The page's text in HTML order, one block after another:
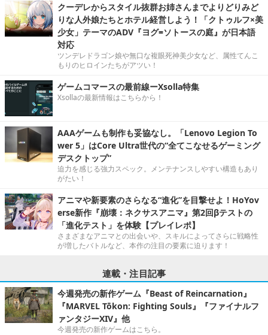
クーデレからスタイル抜群お姉さんまでよりどりみど
りな人外娘たちとホテル経営しよう！「クトゥルフ×美
少女」テーマのADV『ヨグ=ソトースの庭』が日本語
対応
ツンデレドラゴン娘や無口な複眼死神美少女など、属性てんこ
もりのヒロインたちがアツい！
ゲームコマースの最前線ーXsolla特集
Xsollaの最新情報はこちらから！
AAAゲームも制作も妥協なし。「Lenovo Legion To
wer 5」はCore Ultra世代の“全てこなせるゲーミング
デスクトップ”
迫力を感じる強力スペック。メンテナンスしやすい構造もあり
がたい！
アニマや新要素のさらなる“進化”を目撃せよ！HoYov
erse新作『崩壊：ネクサスアニマ』第2回βテストの
「進化テスト」を体験【プレイレポ】
さまざまなアニマとの出会いや、スキルによってさらに戦略性
が増したバトルなど、本作の注目の要素に迫ります！
連載・注目記事
今週発売の新作ゲーム『Beast of Reincarnation』
『MARVEL Tōkon: Fighting Souls』『ファイナルフ
ァンタジーXIV』他
今週発売の新作ゲームはこちら。